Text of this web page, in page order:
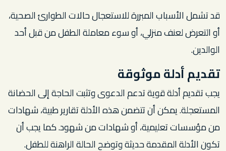
قد تشمل الأسباب المبررة للاستعجال حالات الطوارئ الصحية،
أو التعرض لعنف منزلي، أو سوء معاملة الطفل من قبل أحد
الوالدين.
تقديم أدلة موثوقة
يجب تقديم أدلة قوية تدعم الدعوى وتثبت الحاجة إلى الحضانة
المستعجلة. يمكن أن تتضمن هذه الأدلة تقارير طبية، شهادات
من مؤسسات تعليمية، أو شهادات من شهود. كما يجب أن
تكون الأدلة المقدمة حديثة وتوضح الحالة الراهنة للطفل.